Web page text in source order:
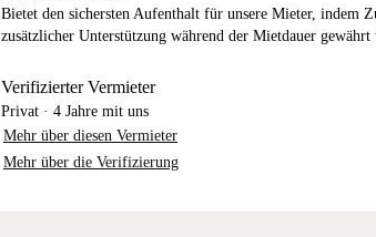
Bietet den sichersten Aufenthalt für unsere Mieter, indem
zusätzlicher Unterstützung während der Mietdauer
Verifizierter Vermieter
Privat · 4 Jahre mit uns
Mehr über diesen Vermieter
Mehr über die Verifizierung